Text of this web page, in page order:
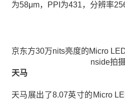
为58μm，PPI为431，分辨率
京东方30万nits亮度的Micro
nside拍摄
天马
天马展出了8.07英寸的Micro